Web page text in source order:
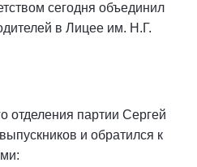
сегодня объединил
в Лицее им. Н.Г.
отделения партии Сергей
и обратился к